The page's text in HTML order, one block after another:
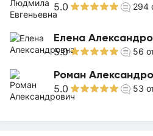
5.0 294
Елена
5.0 56
Роман
5.0 53